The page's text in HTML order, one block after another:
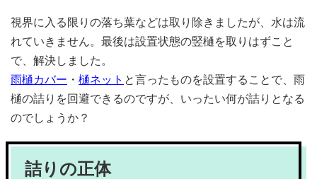
視界に入る限りの落ち葉などは取り除きましたが、水は流
れていきません。最後は設置状態の竪樋を取りはずこと
で、解決しました。
雨樋カバー ・ 樋ネット と言ったものを設置することで、雨
樋の詰りを回避できるのですが、いったい何が詰りとなる
のでしょうか？
詰りの正体